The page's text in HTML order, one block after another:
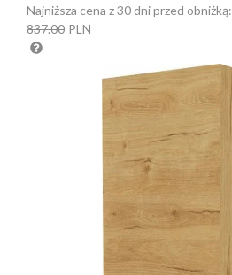
Najniższa cena z 30 dni przed obniżką:
837.00 PLN